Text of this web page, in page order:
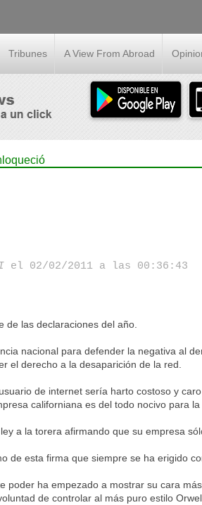
Tribunes A View From Abroad
el 02/02/2011 a las 00:36:43
de las declaraciones del año.
nacional para defender la negativa al
el derecho a la desaparición de la red.
de internet sería harto costoso y
californiana es del todo nocivo para
a la torera afirmando que su empresa
de esta firma que siempre se ha erigido
poder ha empezado a mostrar su cara
de controlar al más puro estilo